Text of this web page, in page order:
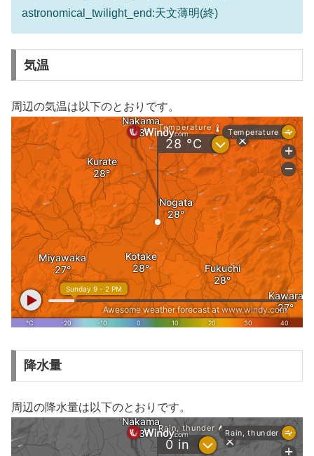
astronomical_twilight_end:天文薄明(終)
気温
周辺の気温は以下のとおりです。
降水量
周辺の降水量は以下のとおりです。